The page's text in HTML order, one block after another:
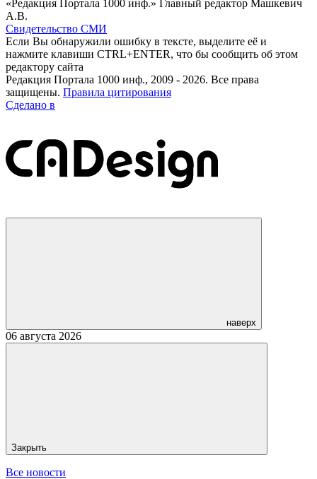
«Редакция Портала 1000 инф.» Главный редактор Машкевич
А.В.
Свидетельство СМИ
Если Вы обнаружили ошибку в тексте, выделите её и
нажмите клавиши CTRL+ENTER, что бы сообщить об этом
редактору сайта
Редакция Портала 1000 инф., 2009 - 2026. Все права
защищены. Правила цитирования
Сделано в
наверх
06 августа 2026
Закрыть
Все новости